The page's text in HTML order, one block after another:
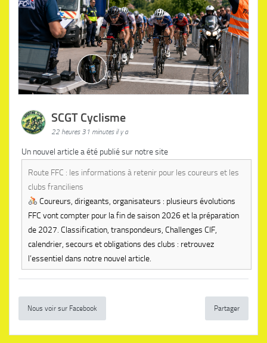
SCGT Cyclisme
22 heures 31 minutes il y a
Un nouvel article a été publié sur notre site
Route FFC : les informations à retenir pour les coureurs et les
clubs franciliens
Coureurs, dirigeants, organisateurs : plusieurs évolutions
FFC vont compter pour la fin de saison 2026 et la préparation
de 2027. Classification, transpondeurs, Challenges CIF,
calendrier, secours et obligations des clubs : retrouvez
l’essentiel dans notre nouvel article.
Nous voir sur Facebook Partager